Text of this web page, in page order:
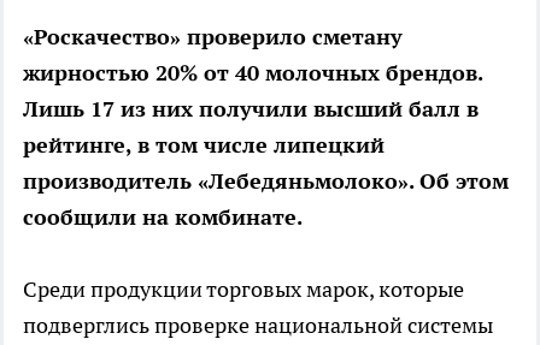
«Роскачество» проверило сметану
жирностью 20% от 40 молочных брендов.
Лишь 17 из них получили высший балл в
рейтинге, в том числе липецкий
производитель «Лебедяньмолоко». Об этом
сообщили на комбинате.
Среди продукции торговых марок, которые
подверглись проверке национальной системы